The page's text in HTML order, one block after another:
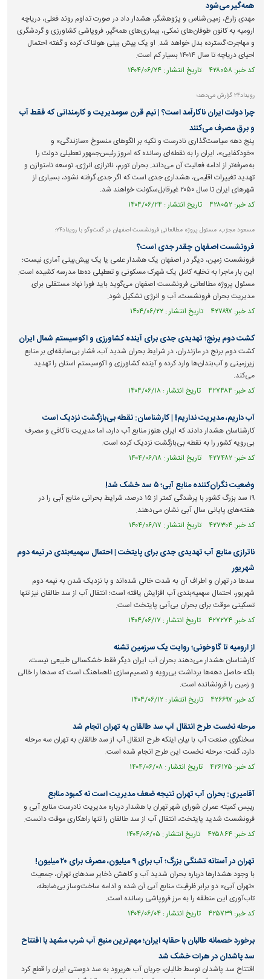
همه‌گیر می‌شود
مهدی زارع، زمین‌شناس و پژوهشگر، هشدار داد در صورت تداوم روند فعلی، دریاچه
ارومیه به کانون طوفان‌های نمکی، بیماری‌های همه‌گیر، فروپاشی کشاورزی و گردشگری
و مهاجرت گسترده بدل خواهد شد. او یک پیش بینی هولناک کرده و گفته احتمال
احیای دریاچه تا سال ۱۴۰۱۴ بسیار کم است.
کد خبر: ۴۲۸۰۵۸ تاریخ انتشار : ۱۴۰۴/۰۶/۲۴
رویداد۲۴ گزارش می‌دهد؛
چرا دولت ایران ناکارآمد است؟ | نیم قرن سومدیریت و کارمندانی که فقط آب
و برق مصرف می‌کنند
پنج دهه سیاست‌گذاری نادرست و تکیه بر الگوهای منسوخ «سازندگی» و
«خودکفایی»، ایران را به نقطه‌ای رسانده که امروز رئیس‌جمهور تعطیلی دولت را
به‌صرفه‌تر از ادامه فعالیت آن می‌داند. بحران تورم، ناترازی انرژی، توسعه نامتوازن و
تهدید تغییرات اقلیمی، هشداری جدی است که اگر جدی گرفته نشود، بسیاری از
شهرهای ایران تا سال ۲۰۵۰ غیرقابل‌سکونت خواهند شد.
کد خبر: ۴۲۸۰۵۲ تاریخ انتشار : ۱۴۰۴/۰۶/۲۴
مسعود مجرّب، مسئول پروژه مطالعاتی فرونشست اصفهان در گفت‌وگو با رویداد۲۴؛
فرونشست اصفهان چقدر جدی است؟
فرونشست زمین، دیگر در اصفهان یک هشدار علمی یا یک پیش‌بینی آماری نیست؛
این بار ماجرا به تخلیه کامل یک شهرک مسکونی و تعطیلی ده‌ها مدرسه کشیده است.
مسئول پروژه مطالعاتی فرونشست اصفهان می‌گوید باید فورا نهاد مستقلی برای
مدیریت بحران فرونشست، آب و انرژی تشکیل شود.
کد خبر: ۴۲۷۸۹۷ تاریخ انتشار : ۱۴۰۴/۰۶/۲۲
کشت دوم برنج؛ تهدیدی جدی برای آینده کشاورزی و اکوسیستم شمال ایران
کشت دوم برنج در مازندران، در شرایط بحران شدید آب، فشار بی‌سابقه‌ای بر منابع
زیرزمینی و آب‌بندان‌ها وارد کرده و آینده کشاورزی و اکوسیستم استان را تهدید
می‌کند.
کد خبر: ۴۲۷۴۸۴ تاریخ انتشار : ۱۴۰۴/۰۶/۱۸
آب داریم، مدیریت نداریم! | کارشناسان: نقطه بی‌بازگشت نزدیک است
کارشناسان هشدار دادند که ایران هنوز منابع آب دارد، اما مدیریت ناکافی و مصرف
بی‌رویه کشور را به نقطه بی‌بازگشت نزدیک کرده است.
کد خبر: ۴۲۷۴۸۲ تاریخ انتشار : ۱۴۰۴/۰۶/۱۸
وضعیت نگران‌کننده منابع آبی؛ ۵ سد خشک شد!
۱۹ سد بزرگ کشور با پرشدگی کمتر از ۱۵ درصد، شرایط بحرانی منابع آبی را در
هفته‌های پایانی سال آبی نشان می‌دهند.
کد خبر: ۴۲۷۳۰۴ تاریخ انتشار : ۱۴۰۴/۰۶/۱۷
ناترازی منابع آب تهدیدی جدی برای پایتخت | احتمال سهمیه‌بندی در نیمه دوم
شهریور
سدها در تهران و اطراف آن به شدت خالی شده‌اند و با نزدیک شدن به نیمه دوم
شهریور، احتمال سهمیه‌بندی آب افزایش یافته است؛ انتقال آب از سد طالقان نیز تنها
تسکینی موقت برای بحران بی‌آبی پایتخت است.
کد خبر: ۴۲۷۲۷۴ تاریخ انتشار : ۱۴۰۴/۰۶/۱۷
از ارومیه تا گاوخونی؛ روایت یک سرزمین تشنه
کارشناسان هشدار می‌دهند بحران آب ایران دیگر فقط خشکسالی طبیعی نیست،
بلکه حاصل دهه‌ها برداشت بی‌رویه و تصمیم‌سازی ناهماهنگ است که سد‌ها را خالی
و زمین را فرونشانده است.
کد خبر: ۴۲۶۶۹۷ تاریخ انتشار : ۱۴۰۴/۰۶/۱۲
مرحله نخست طرح انتقال آب سد طالقان به تهران انجام شد
سخنگوی صنعت آب با بیان اینکه طرح انتقال آب از سد طالقان به تهران سه مرحله
دارد، گفت: مرحله نخست این طرح انجام شده است.
کد خبر: ۴۲۶۱۷۵ تاریخ انتشار : ۱۴۰۴/۰۶/۰۸
آقامیری: بحران آب تهران نتیجه ضعف مدیریت است نه کمبود منابع
رییس کمیته عمران شورای شهر تهران با هشدار درباره مدیریت نادرست منابع آبی و
فرونشست شدید پایتخت، انتقال آب از سد طالقان را تنها راهکاری موقت دانست.
کد خبر: ۴۲۵۸۶۴ تاریخ انتشار : ۱۴۰۴/۰۶/۰۵
تهران در آستانه تشنگی بزرگ؛ آب برای ۹ میلیون، مصرف برای ۲۰ میلیون!
با وجود هشدار‌ها درباره بحران شدید آب و کاهش ذخایر سد‌های تهران، جمعیت
«تهران آبی» دو برابر ظرفیت منابع آبی آن شده و ادامه ساخت‌وساز بی‌ضابطه،
تاب‌آوری این منطقه را به مرز فروپاشی رسانده است.
کد خبر: ۴۲۵۷۳۹ تاریخ انتشار : ۱۴۰۴/۰۶/۰۴
برخورد خصمانه طالبان با حقابه ایران؛ مهم‌ترین منبع آب شرب مشهد با افتتاح
سد پاشدان در هرات خشک شد
افتتاح سد پاشدان توسط طالبان، جریان آب هریرود به سد دوستی ایران را قطع کرد